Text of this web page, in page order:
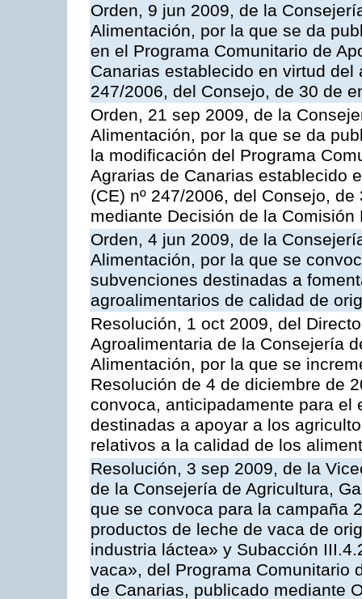
Orden, 9 jun 2009, de la
Alimentación, por la que se da
en el Programa Comunitario de
Canarias establecido en virtud
247/2006, del Consejo, de 30 de
Orden, 21 sep 2009, de la
Alimentación, por la que se da
la modificación del Programa
Agrarias de Canarias establecido
(CE) nº 247/2006, del Consejo,
mediante Decisión de la
Orden, 4 jun 2009, de la
Alimentación, por la que se
subvenciones destinadas a
agroalimentarios de calidad de
Resolución, 1 oct 2009, del
Agroalimentaria de la Consejería
Alimentación, por la que se
Resolución de 4 de diciembre de
convoca, anticipadamente para el
destinadas a apoyar a los
relativos a la calidad de los
Resolución, 3 sep 2009, de la
de la Consejería de Agricultura,
que se convoca para la campaña
productos de leche de vaca de
industria láctea» y Subacción
vaca», del Programa Comunitario
de Canarias, publicado mediante